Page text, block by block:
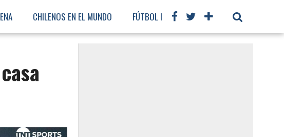
CHILENOS EN EL MUNDO FÚTBOL INTERNACIONAL